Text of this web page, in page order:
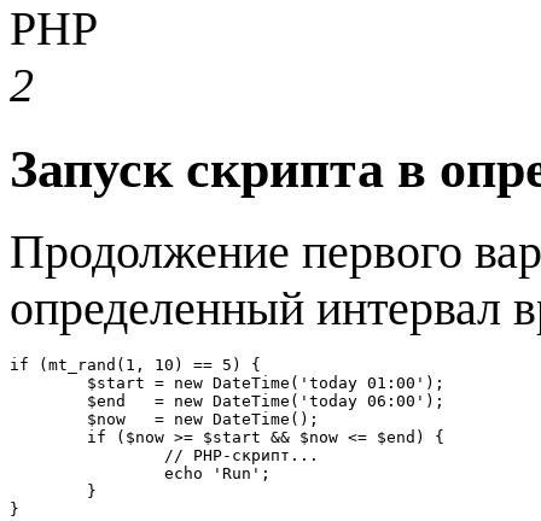
PHP
2
Запуск скрипта в
Продолжение первого
определенный интервал
if (mt_rand(1, 10) == 5) {
}